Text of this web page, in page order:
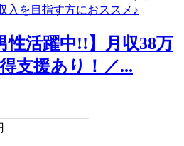
性活躍中!!】月収38万
支援あり！／...